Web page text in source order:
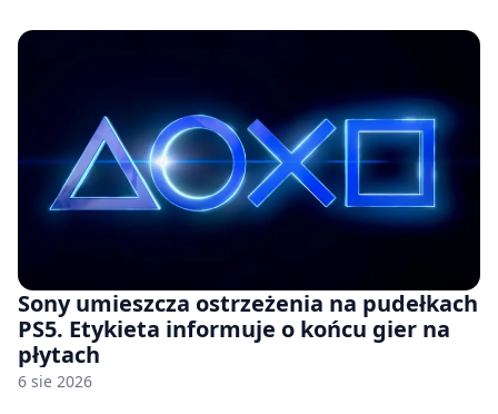
Sony umieszcza ostrzeżenia na pudełkach
PS5. Etykieta informuje o końcu gier na
płytach
6 sie 2026